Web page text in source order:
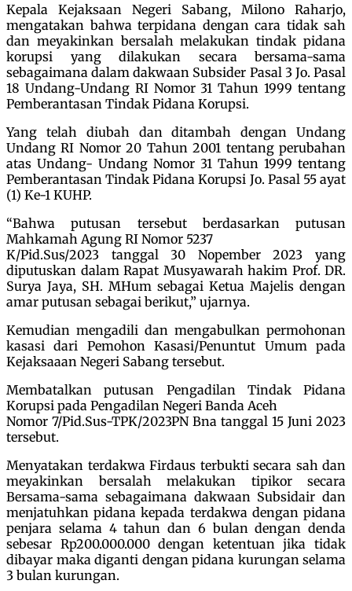
Kepala Kejaksaan Negeri Sabang, Milono Raharjo,
mengatakan bahwa terpidana dengan cara tidak sah
dan meyakinkan bersalah melakukan tindak pidana
korupsi yang dilakukan secara bersama-sama
sebagaimana dalam dakwaan Subsider Pasal 3 Jo. Pasal
18 Undang-Undang RI Nomor 31 Tahun 1999 tentang
Pemberantasan Tindak Pidana Korupsi.
Yang telah diubah dan ditambah dengan Undang
Undang RI Nomor 20 Tahun 2001 tentang perubahan
atas Undang- Undang Nomor 31 Tahun 1999 tentang
Pemberantasan Tindak Pidana Korupsi Jo. Pasal 55 ayat
(1) Ke-1 KUHP.
“Bahwa putusan tersebut berdasarkan putusan
Mahkamah Agung RI Nomor 5237
K/Pid.Sus/2023 tanggal 30 Nopember 2023 yang
diputuskan dalam Rapat Musyawarah hakim Prof. DR.
Surya Jaya, SH. MHum sebagai Ketua Majelis dengan
amar putusan sebagai berikut,” ujarnya.
Kemudian mengadili dan mengabulkan permohonan
kasasi dari Pemohon Kasasi/Penuntut Umum pada
Kejaksaaan Negeri Sabang tersebut.
Membatalkan putusan Pengadilan Tindak Pidana
Korupsi pada Pengadilan Negeri Banda Aceh
Nomor 7/Pid.Sus-TPK/2023PN Bna tanggal 15 Juni 2023
tersebut.
Menyatakan terdakwa Firdaus terbukti secara sah dan
meyakinkan bersalah melakukan tipikor secara
Bersama-sama sebagaimana dakwaan Subsidair dan
menjatuhkan pidana kepada terdakwa dengan pidana
penjara selama 4 tahun dan 6 bulan dengan denda
sebesar Rp200.000.000 dengan ketentuan jika tidak
dibayar maka diganti dengan pidana kurungan selama
3 bulan kurungan.